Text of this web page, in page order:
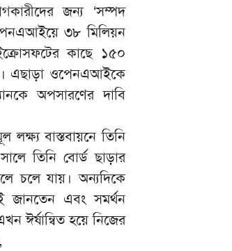
জন্য ‘সম্পদ
৩৮ মিলিয়ন
কাছে ১৫০
এছাড়া ওপেনএআইকে
অপসারণের দাবি
বাস্তবায়নে তিনি
তিনি বোর্ড ছাড়ার
চলে যায়। অন্যদিকে
জানতেন এবং সমর্থন
ঈর্ষান্বিত হয়ে নিজের